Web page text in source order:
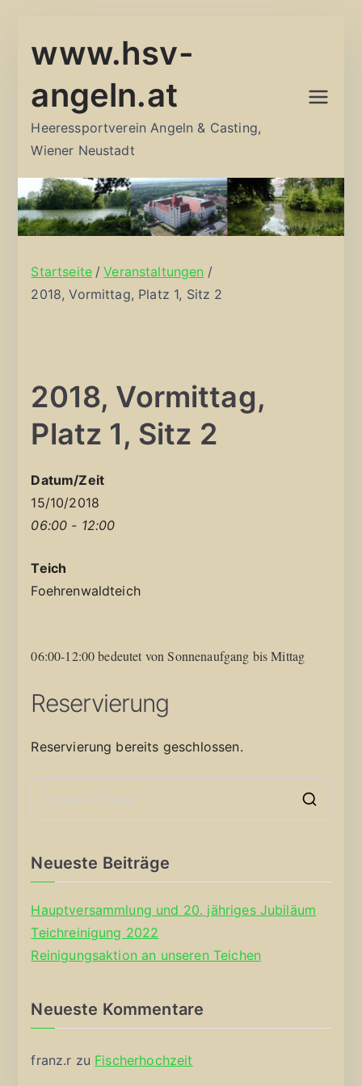
Inhalt
www.hsv-
angeln.at
Heeressportverein Angeln & Casting,
Wiener Neustadt
Startseite
Veranstaltungen
2018, Vormittag, Platz 1, Sitz 2
2018, Vormittag,
Platz 1, Sitz 2
Datum/Zeit
15/10/2018
06:00 - 12:00
Teich
Foehrenwaldteich
06:00-12:00 bedeutet von Sonnenaufgang bis Mittag
Reservierung
Reservierung bereits geschlossen.
Neueste Beiträge
Hauptversammlung und 20. jähriges Jubiläum
Teichreinigung 2022
Reinigungsaktion an unseren Teichen
Neueste Kommentare
franz.r zu Fischerhochzeit